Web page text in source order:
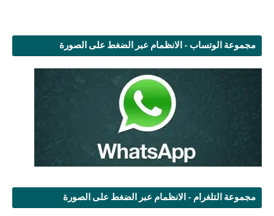
مجموعة الوتساب - الانظمام عبر الضغط على الصورة
مجموعة التلغرام - الانظمام عبر الضغط على الصورة